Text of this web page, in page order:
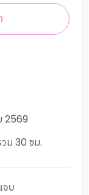
2569
ม 30 ชม.
จบ